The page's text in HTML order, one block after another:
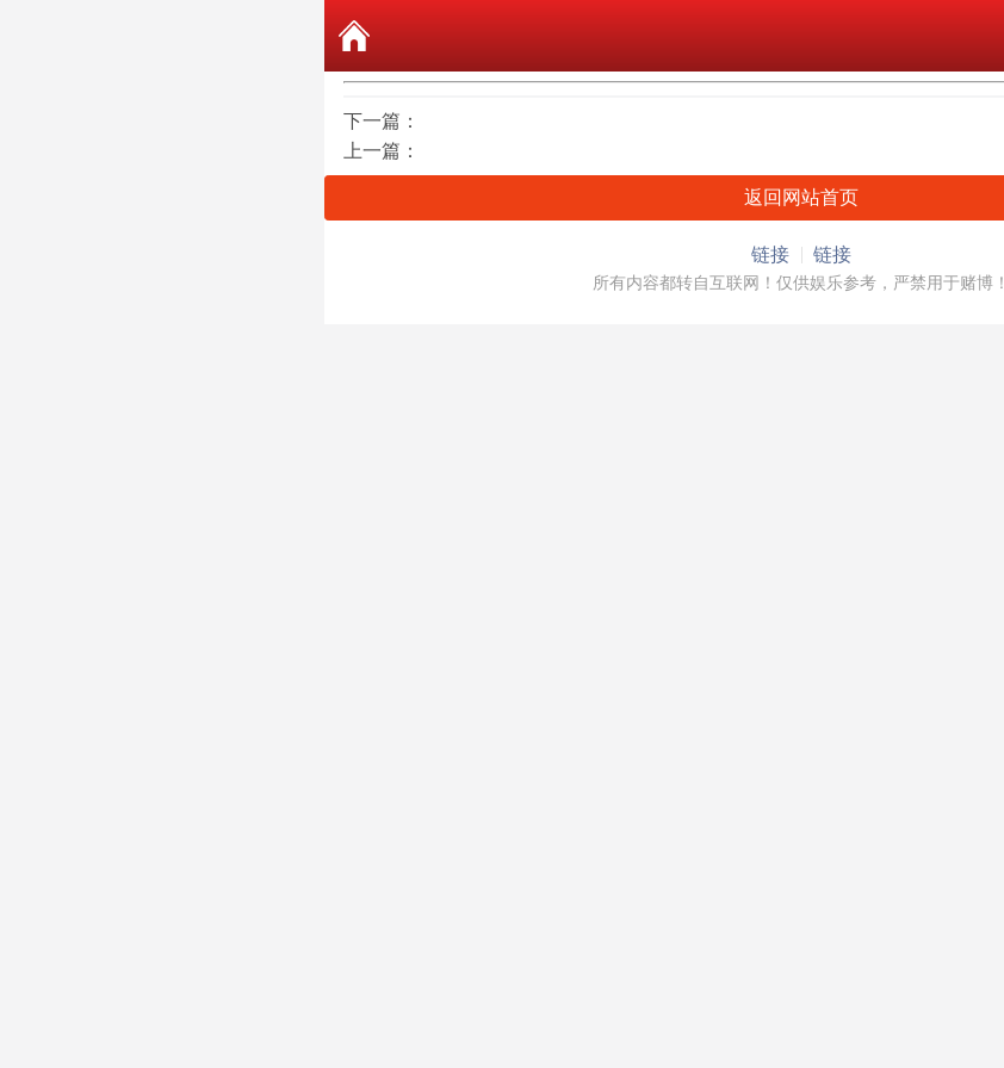
下一篇：
上一篇：
返回网站首页
链接 链接
所有内容都转自互联网！仅供娱乐参考，严禁用于赌博！